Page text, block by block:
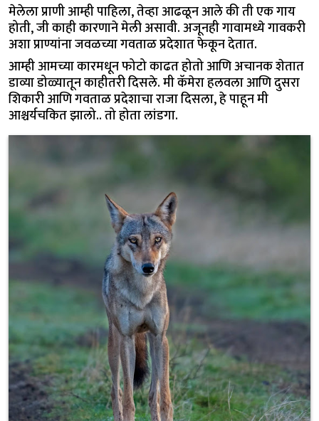
मेलेला प्राणी आम्ही पाहिला, तेव्हा आढळून आले की ती एक गाय
होती, जी काही कारणाने मेली असावी. अजूनही गावामध्ये गावकरी
अशा प्राण्यांना जवळच्या गवताळ प्रदेशात फेकून देतात.
आम्ही आमच्या कारमधून फोटो काढत होतो आणि अचानक शेतात
डाव्या डोळ्यातून काहीतरी दिसले. मी कॅमेरा हलवला आणि दुसरा
शिकारी आणि गवताळ प्रदेशाचा राजा दिसला, हे पाहून मी
आश्चर्यचकित झालो.. तो होता लांडगा.